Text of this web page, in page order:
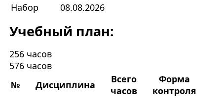
Набор
08.08.2026
Учебный план:
256 часов
576 часов
№
Дисциплина
Всего
часов
Форма
контроля